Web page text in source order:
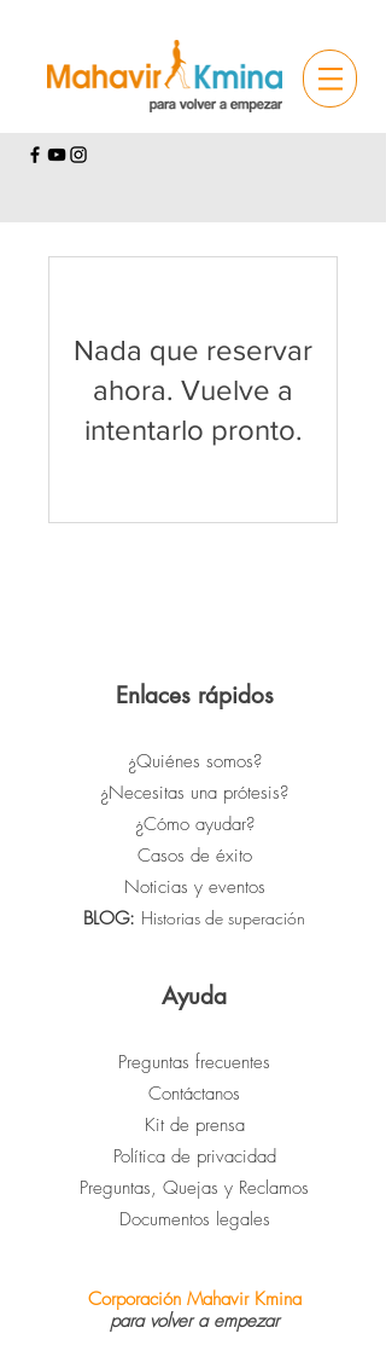
Nada que reservar
ahora. Vuelve a
intentarlo pronto.
Enlaces rápidos
¿Quiénes somos?
¿Necesitas una prótesis?
¿Cómo ayudar?
Casos de éxito
Noticias y eventos
BLOG: Historias de superación
Ayuda
Preguntas frecuentes
Contáctanos
Kit de prensa
Política de privacidad
Preguntas, Quejas y Reclamos
Documentos legales
Corporación Mahavir Kmina
para volver a empezar